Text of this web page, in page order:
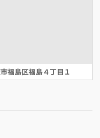
福島区福島４丁目１